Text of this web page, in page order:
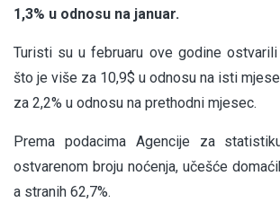
1,3% u odnosu na januar.
Turisti su u februaru ove godine ostvarili
što je više za 10,9$ u odnosu na isti
za 2,2% u odnosu na prethodni mjesec.
Prema podacima Agencije za
ostvarenom broju noćenja, učešće
a stranih 62,7%.